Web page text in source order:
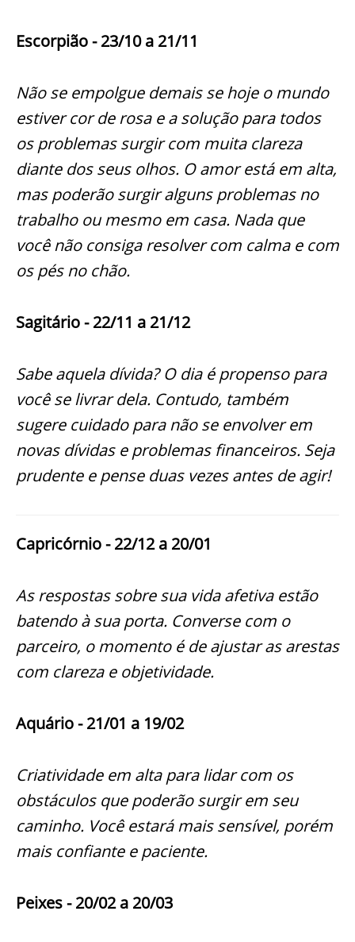
Escorpião - 23/10 a 21/11
Não se empolgue demais se hoje o mundo
estiver cor de rosa e a solução para todos
os problemas surgir com muita clareza
diante dos seus olhos. O amor está em alta,
mas poderão surgir alguns problemas no
trabalho ou mesmo em casa. Nada que
você não consiga resolver com calma e com
os pés no chão.
Sagitário - 22/11 a 21/12
Sabe aquela dívida? O dia é propenso para
você se livrar dela. Contudo, também
sugere cuidado para não se envolver em
novas dívidas e problemas financeiros. Seja
prudente e pense duas vezes antes de agir!
Capricórnio - 22/12 a 20/01
As respostas sobre sua vida afetiva estão
batendo à sua porta. Converse com o
parceiro, o momento é de ajustar as arestas
com clareza e objetividade.
Aquário - 21/01 a 19/02
Criatividade em alta para lidar com os
obstáculos que poderão surgir em seu
caminho. Você estará mais sensível, porém
mais confiante e paciente.
Peixes - 20/02 a 20/03